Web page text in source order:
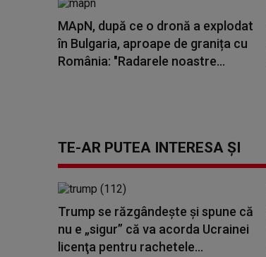
MApN, după ce o dronă a explodat
în Bulgaria, aproape de granița cu
România: "Radarele noastre...
TE-AR PUTEA INTERESA ȘI
Trump se răzgândește și spune că
nu e „sigur” că va acorda Ucrainei
licenţa pentru rachetele...